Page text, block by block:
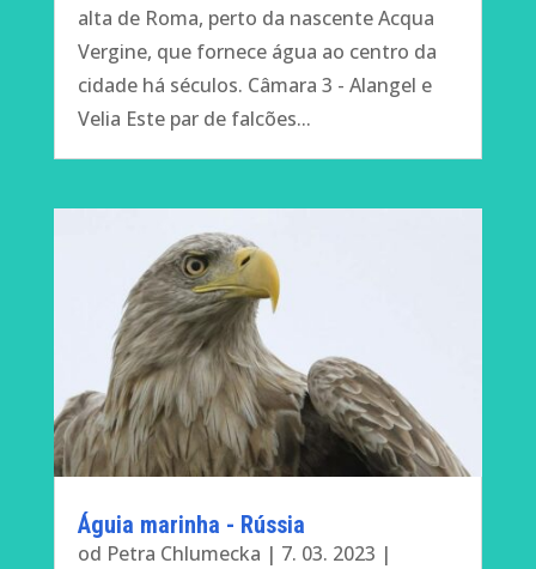
alta de Roma, perto da nascente Acqua
Vergine, que fornece água ao centro da
cidade há séculos. Câmara 3 - Alangel e
Velia Este par de falcões...
Águia marinha - Rússia
od Petra Chlumecka | 7. 03. 2023 |
Assine as notícias do
mundo da natureza
Uma vez por semana, informaremos sobre
os acontecimentos mais importantes que